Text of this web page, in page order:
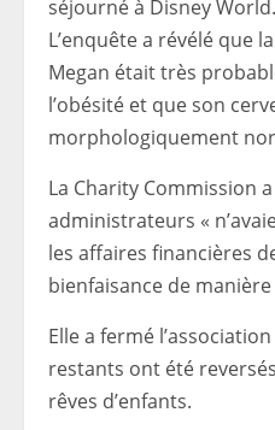
séjourné à Disney World.
L’enquête a révélé que
Megan était très
l’obésité et que son
morphologiquement
La Charity Commission
administrateurs «
les affaires financières
bienfaisance de
Elle a fermé
restants ont été
rêves d’enfants.